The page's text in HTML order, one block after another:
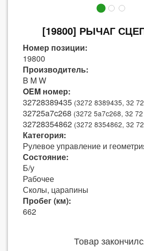
[19800] РЫЧАГ
Номер позиции:
19800
Производитель:
B M W
OEM номер:
32728389435 (3272 8389435, 32
32725a7c268 (3272 5a7c268, 32
32728354862 (3272 8354862, 32
Категория:
Рулевое управление и
Состояние:
Б/у
Рабочее
Сколы, царапины
Пробег (км):
662
Товар